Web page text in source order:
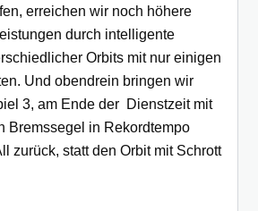
erreichen wir noch höhere
durch intelligente
Orbits mit nur einigen
Und obendrein bringen wir
3, am Ende der Dienstzeit mit
Bremssegel in Rekordtempo
zurück, statt den Orbit mit Schrott